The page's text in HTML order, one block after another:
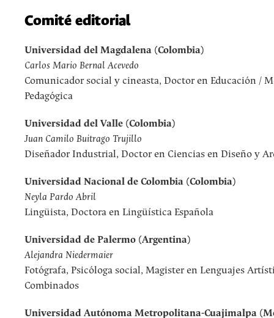
Comité editorial
Universidad del Magdalena (Colombia)
Carlos Mario Bernal Acevedo
Comunicador social y cineasta, Doctor en Educación /
Pedagógica
Universidad del Valle (Colombia)
Juan Camilo Buitrago Trujillo
Diseñador Industrial, Doctor en Ciencias en Diseño y
Universidad Nacional de Colombia (Colombia)
Neyla Pardo Abril
Lingüista, Doctora en Lingüística Española
Universidad de Palermo (Argentina)
Alejandra Niedermaier
Fotógrafa, Psicóloga social, Magister en Lenguajes
Combinados
Universidad Autónoma Metropolitana-Cuajimalpa